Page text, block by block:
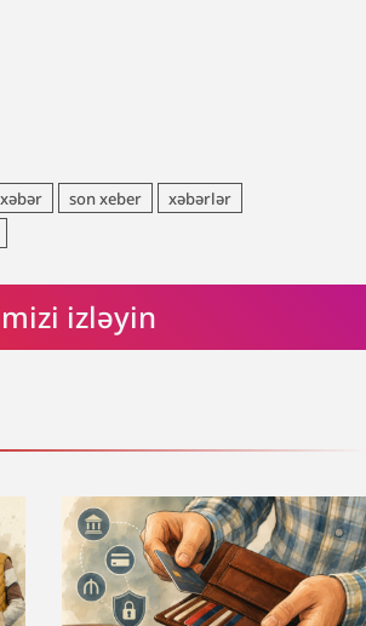
son xeber
xəbərlər
izləyin